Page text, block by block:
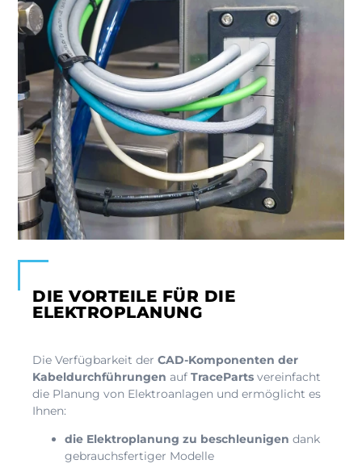
DIE VORTEILE FÜR DIE
ELEKTROPLANUNG
Die Verfügbarkeit der CAD-Komponenten der
Kabeldurchführungen auf TraceParts vereinfacht
die Planung von Elektroanlagen und ermöglicht es
Ihnen:
die Elektroplanung zu beschleunigen dank
gebrauchsfertiger Modelle